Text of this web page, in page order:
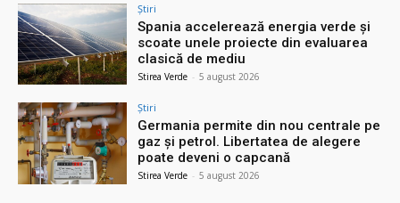
Știri
Spania accelerează energia verde și
scoate unele proiecte din evaluarea
clasică de mediu
Stirea Verde - 5 august 2026
Știri
Germania permite din nou centrale pe
gaz și petrol. Libertatea de alegere
poate deveni o capcană
Stirea Verde - 5 august 2026